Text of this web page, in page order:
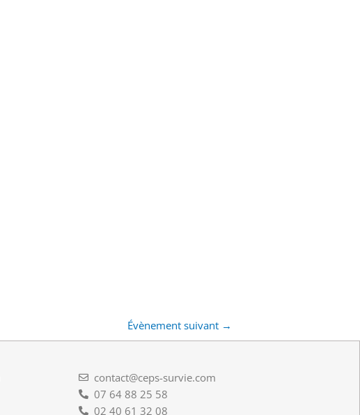
Évènement suivant →
contact@ceps-survie.com
07 64 88 25 58
02 40 61 32 08